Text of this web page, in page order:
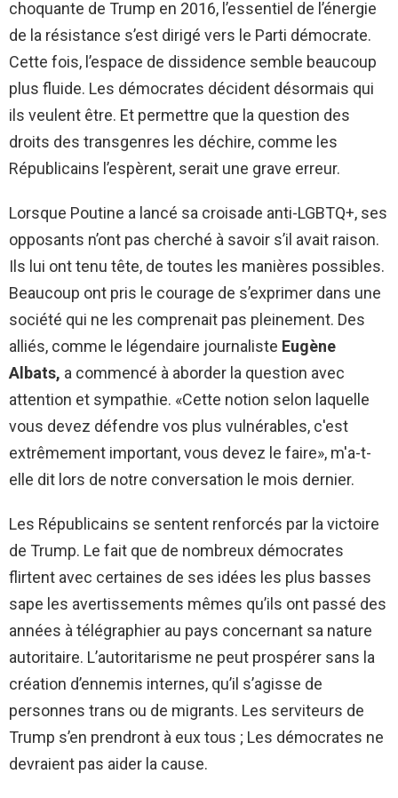
choquante de Trump en 2016, l’essentiel de l’énergie
de la résistance s’est dirigé vers le Parti démocrate.
Cette fois, l’espace de dissidence semble beaucoup
plus fluide. Les démocrates décident désormais qui
ils veulent être. Et permettre que la question des
droits des transgenres les déchire, comme les
Républicains l’espèrent, serait une grave erreur.
Lorsque Poutine a lancé sa croisade anti-LGBTQ+, ses
opposants n’ont pas cherché à savoir s’il avait raison.
Ils lui ont tenu tête, de toutes les manières possibles.
Beaucoup ont pris le courage de s’exprimer dans une
société qui ne les comprenait pas pleinement. Des
alliés, comme le légendaire journaliste Eugène
Albats, a commencé à aborder la question avec
attention et sympathie. «Cette notion selon laquelle
vous devez défendre vos plus vulnérables, c'est
extrêmement important, vous devez le faire», m'a-t-
elle dit lors de notre conversation le mois dernier.
Les Républicains se sentent renforcés par la victoire
de Trump. Le fait que de nombreux démocrates
flirtent avec certaines de ses idées les plus basses
sape les avertissements mêmes qu’ils ont passé des
années à télégraphier au pays concernant sa nature
autoritaire. L’autoritarisme ne peut prospérer sans la
création d’ennemis internes, qu’il s’agisse de
personnes trans ou de migrants. Les serviteurs de
Trump s’en prendront à eux tous ; Les démocrates ne
devraient pas aider la cause.